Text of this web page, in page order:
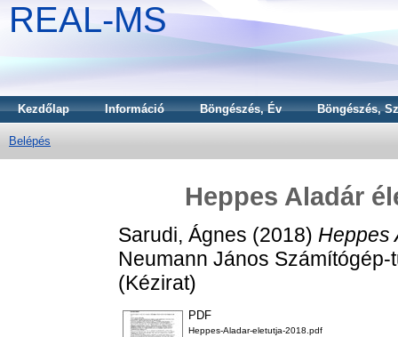
REAL-MS
Kezdőlap Információ Böngészés, Év Böngészés,
Belépés
Heppes Aladár
Sarudi, Ágnes (2018) Heppes
Neumann János
(Kézirat)
PDF
Heppes-Aladar-eletutja-2018.pdf